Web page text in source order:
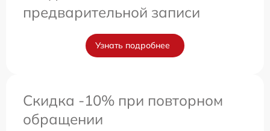
предварительной записи
Узнать подробнее
Скидка -10% при повторном
обращении